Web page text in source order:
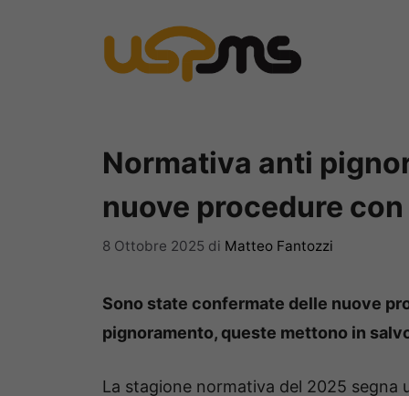
Normativa anti
nuove procedure
8 Ottobre 2025 di Matteo Fantozzi
Sono state confermate delle nuove
pignoramento, queste mettono in
La stagione normativa del 2025 segna